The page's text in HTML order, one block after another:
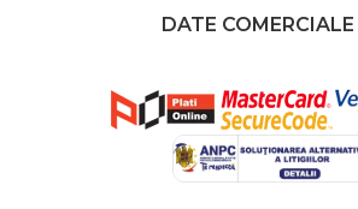
DATE COMERCIALE